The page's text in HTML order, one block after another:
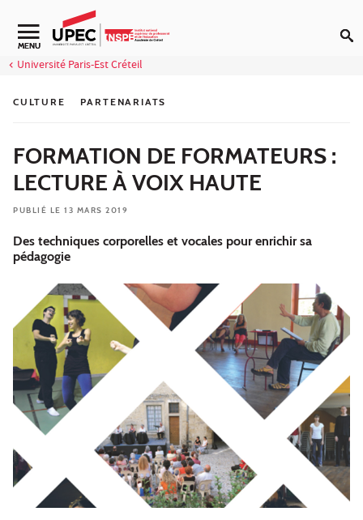
Aller au contenu
Navigation secondaire
MENU
Université Paris-Est Créteil
CULTURE PARTENARIATS
FORMATION DE FORMATEURS :
LECTURE À VOIX HAUTE
PUBLIÉ LE 13 MARS 2019
Des techniques corporelles et vocales pour enrichir sa
pédagogie